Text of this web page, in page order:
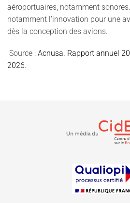
aéroportuaires, notamment
notamment l'innovation pour une
dès la conception des avions.
Source : Acnusa. Rapport annuel
2026.